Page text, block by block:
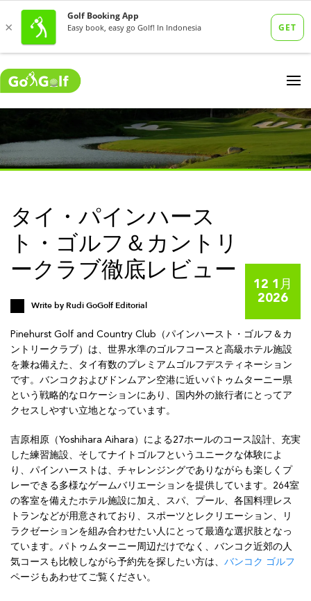
タイ・パインハース
ト・ゴルフ＆カントリ
ークラブ徹底レビュー
12 1月
2026
Write by Rudi GoGolf Editorial
Pinehurst Golf and Country Club（パインハースト・ゴルフ＆カ
ントリークラブ）は、世界水準のゴルフコースと高級ホテル施設
を兼ね備えた、タイ有数のプレミアムゴルフデスティネーション
です。バンコクおよびドンムアン空港に近いパトゥムターニー県
という戦略的なロケーションにあり、国内外の旅行者にとってア
クセスしやすい立地となっています。
吉原相原（Yoshihara Aihara）による27ホールのコース設計、充実
した練習施設、そしてナイトゴルフというユニークな体験によ
り、パインハーストは、チャレンジングでありながらも楽しくプ
レーできる多様なゲームバリエーションを提供しています。264室
の客室を備えたホテル施設に加え、スパ、プール、各国料理レス
トランなどが用意されており、スポーツとレクリエーション、リ
ラクゼーションを組み合わせたい人にとって最適な選択肢となっ
ています。パトゥムターニー周辺だけでなく、バンコク近郊の人
気コースも比較しながら予約先を探したい方は、 バンコク ゴルフ
ページもあわせてご覧ください。